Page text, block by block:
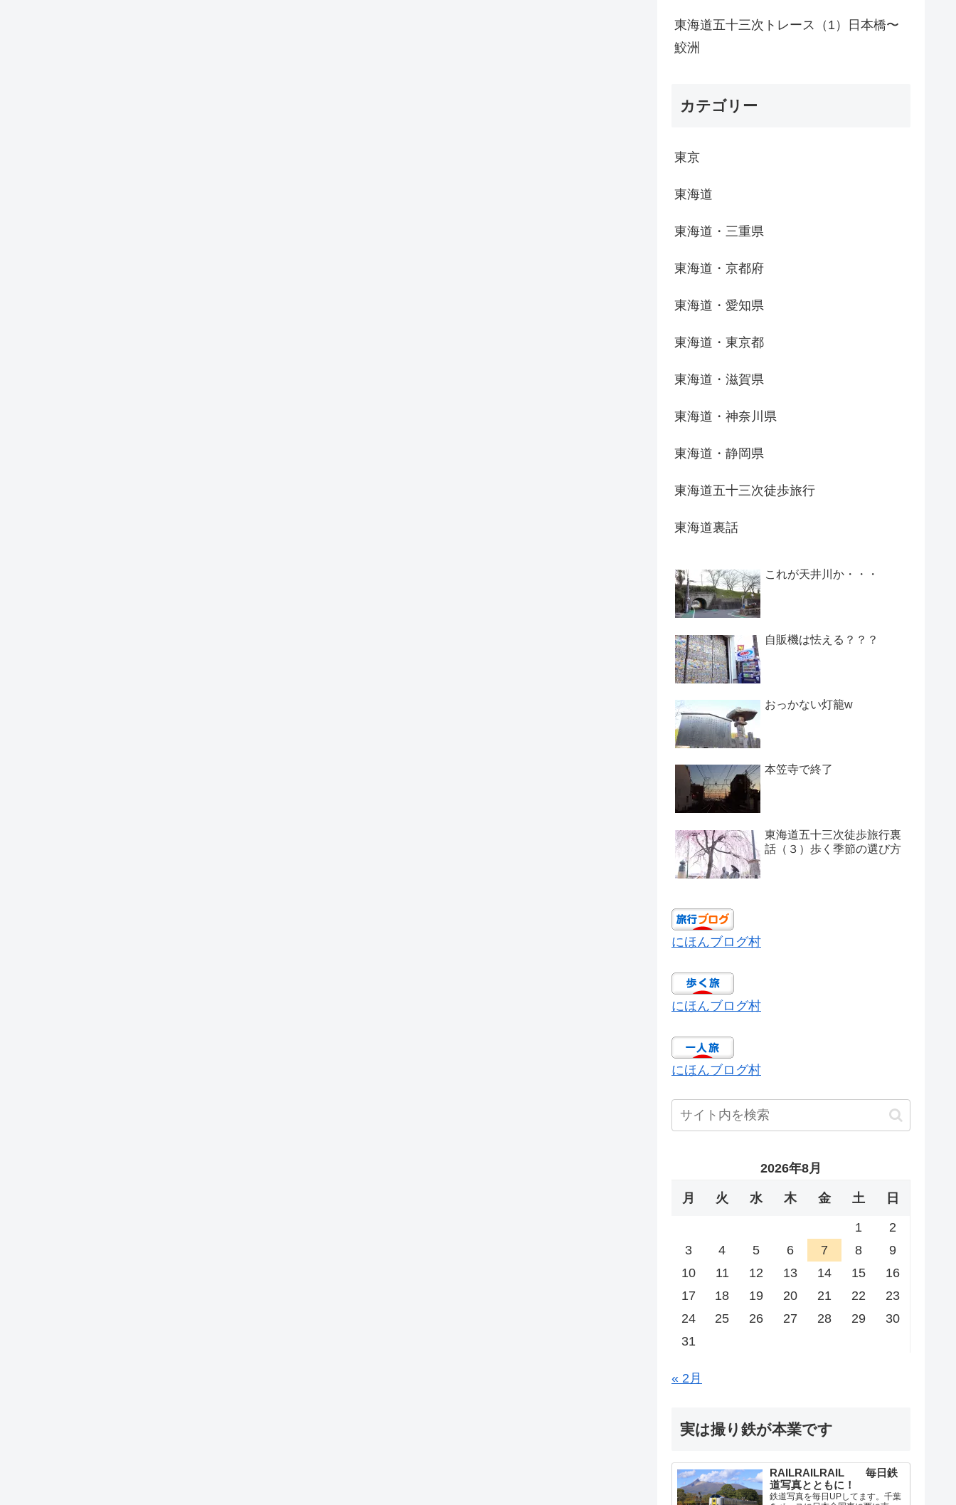
東海道五十三次トレース（1）日本橋〜
鮫洲
カテゴリー
東京
東海道
東海道・三重県
東海道・京都府
東海道・愛知県
東海道・東京都
東海道・滋賀県
東海道・神奈川県
東海道・静岡県
東海道五十三次徒歩旅行
東海道裏話
これが天井川か・・・
自販機は怯える？？？
おっかない灯籠w
本笠寺で終了
東海道五十三次徒歩旅行裏
話（３）歩く季節の選び方
にほんブログ村
にほんブログ村
にほんブログ村
2026年8月
月 火 水 木 金 土 日
1
2
3
4 5 6 7 8
9
10
11 12 13 14 15
16
17
18 19 20 21 22
23
24
25 26 27 28 29
30
31
« 2月
実は撮り鉄が本業です
RAILRAILRAIL 毎日鉄
道写真とともに！
鉄道写真を毎日UPしてます。千葉